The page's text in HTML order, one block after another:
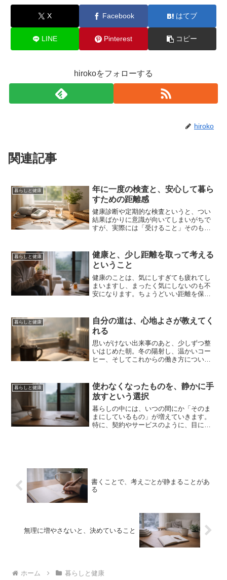
X Facebook はてブ
LINE Pinterest コピー
hirokoをフォローする
hiroko
関連記事
暮らしと健康
年に一度の検査と、安心して暮ら
すための距離感
健康診断や定期的な検査というと、つい
結果ばかりに意識が向いてしまいがちで
すが、実際には「受けること」そのもの
も問題がなければ、それはひとつの安心
材料になりますし、もし経...
暮らしと健康
健康と、少し距離を取って考える
ということ
健康のことは、気にしすぎても疲れてし
まいますし、まったく気にしないのも不
安になります。ちょうどいい距離を保つ
なく、「今は様子を見ましょう」と言わ
れたあとも、気持ちのどこ...
暮らしと健康
自分の道は、心地よさが教えてく
れる
思いがけない出来事のあと、少しずつ整
いはじめた朝。冬の陽射し、温かいコー
ヒー、そしてこれからの働き方について
暮らしと健康
使わなくなったものを、静かに手
放すという選択
暮らしの中には、いつの間にか「そのま
まにしているもの」が増えていきます。
特に、契約やサービスのように、目に見
書くことで、考えごとが静まることがあ
る
無理に増やさないと、決めていること
ホーム 暮らしと健康